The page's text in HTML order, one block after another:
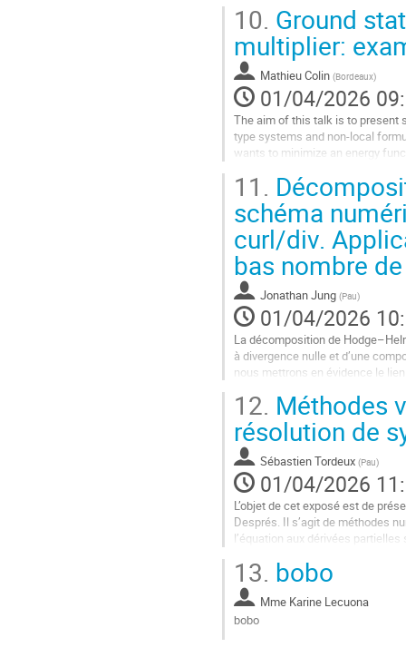
Aller
à
la
page
de
la
contribution
10. Ground
multiplier:
Mathieu Colin (Bordeaux)
01/04/2026
The aim of this talk is to present
type systems and non-local
wants to minimize an energy
Aller
la
de
la
contribution
11.
schéma
curl/div.
bas nombre
Jonathan Jung (Pau)
01/04/2026
La décomposition de
à divergence nulle et d’une
nous mettrons en évidence le
Aller
à
la
page
de
la
contribution
12. Méthodes
résolution de
Sébastien Tordeux (Pau)
01/04/2026
L’objet de cet exposé est de
Després. Il s’agit de méthodes
l’équation aux dérivées
Aller
à
la
13. bobo
Mme Karine Lecuona
bobo